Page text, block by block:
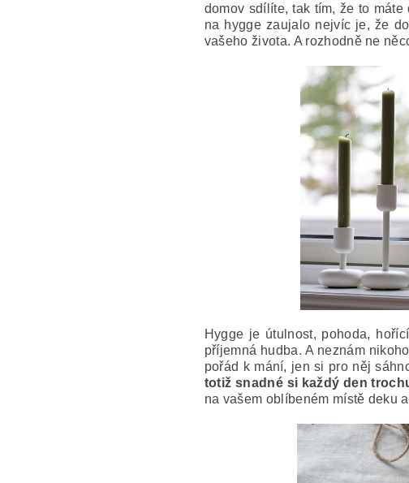
domov sdílíte, tak tím, že to
na hygge zaujalo nejvíc je, že
vašeho života. A rozhodně ne
Hygge je útulnost, pohoda,
příjemná hudba. A neznám
pořád k mání, jen si pro něj
totiž snadné si každý den
na vašem oblíbeném místě deku